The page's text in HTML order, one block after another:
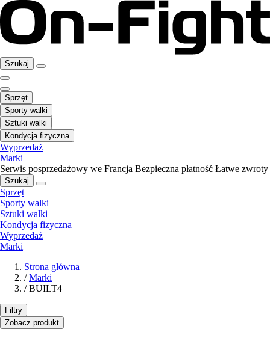
Szukaj
Sprzęt
Sporty walki
Sztuki walki
Kondycja fizyczna
Wyprzedaż
Marki
Serwis posprzedażowy we Francja Bezpieczna płatność Łatwe zwroty
Szukaj
Sprzęt
Sporty walki
Sztuki walki
Kondycja fizyczna
Wyprzedaż
Marki
Strona główna
/ Marki
/ BUILT4
Filtry
Zobacz produkt